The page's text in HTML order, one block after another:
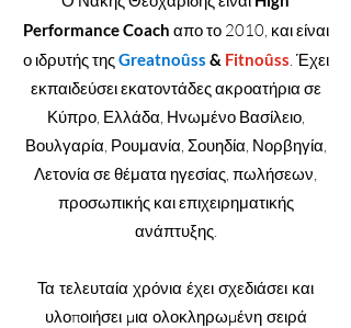
Performance Coach απο το 2010, και είναι
ο ιδρυτής τηςGreatnoûss & Fitnoûss. Έχει
εκπαιδεύσει εκατοντάδες ακροατήρια σε
Κύπρο, Ελλάδα, Ηνωμένο Βασίλειο,
Βουλγαρία, Ρουμανία, Σουηδία, Νορβηγία,
Λετονία σε θέματα ηγεσίας, πωλήσεων,
προσωπικής και επιχειρηματικής
ανάπτυξης.
Τα τελευταία χρόνια έχει σχεδιάσει και
υλοποιήσει μια ολοκληρωμένη σειρά